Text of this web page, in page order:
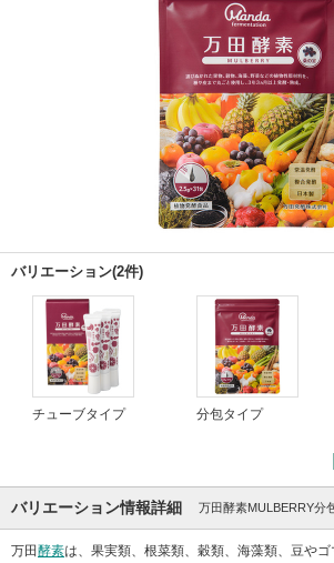
バリエーション(2件)
チューブタイプ 分包タイプ
バリエーション情報詳細 万田酵素MULBERRY分
万田酵素は、果実類、根菜類、穀類、海藻類、豆や